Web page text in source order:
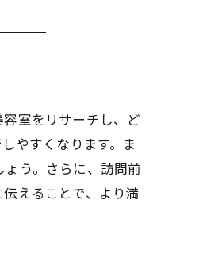
室をリサーチし、ど
やすくなります。ま
う。さらに、訪問前
えることで、より満